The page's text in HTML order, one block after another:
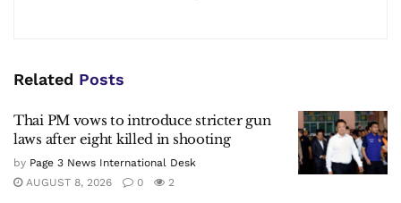
Related Posts
Thai PM vows to introduce stricter gun
laws after eight killed in shooting
by Page 3 News International Desk
AUGUST 8, 2026
0 2